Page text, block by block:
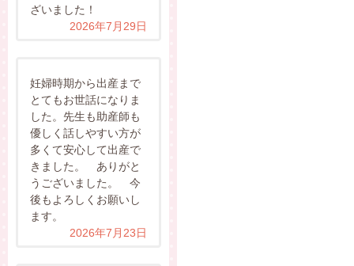
ざいました！
2026年7月29日
妊婦時期から出産まで
とてもお世話になりま
した。先生も助産師も
優しく話しやすい方が
多くて安心して出産で
きました。 ありがと
うございました。 今
後もよろしくお願いし
ます。
2026年7月23日